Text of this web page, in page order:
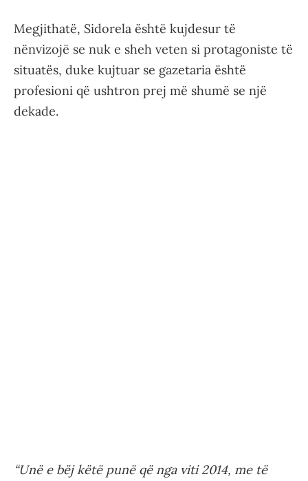
Megjithatë, Sidorela është kujdesur të
nënvizojë se nuk e sheh veten si protagoniste të
situatës, duke kujtuar se gazetaria është
profesioni që ushtron prej më shumë se një
dekade.
“Unë e bëj këtë punë që nga viti 2014, me të